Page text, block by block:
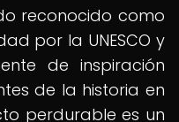
reconocido como
por la UNESCO y
de inspiración
de la historia en
perdurable es un